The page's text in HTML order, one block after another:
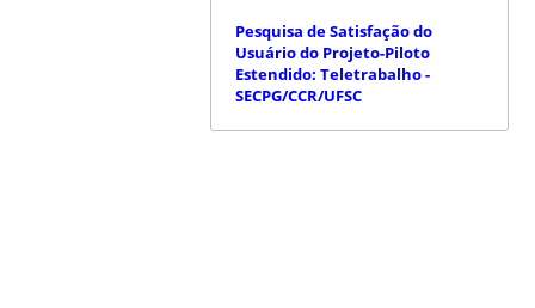
Pesquisa de Satisfação do
Usuário do Projeto-Piloto
Estendido: Teletrabalho -
SECPG/CCR/UFSC